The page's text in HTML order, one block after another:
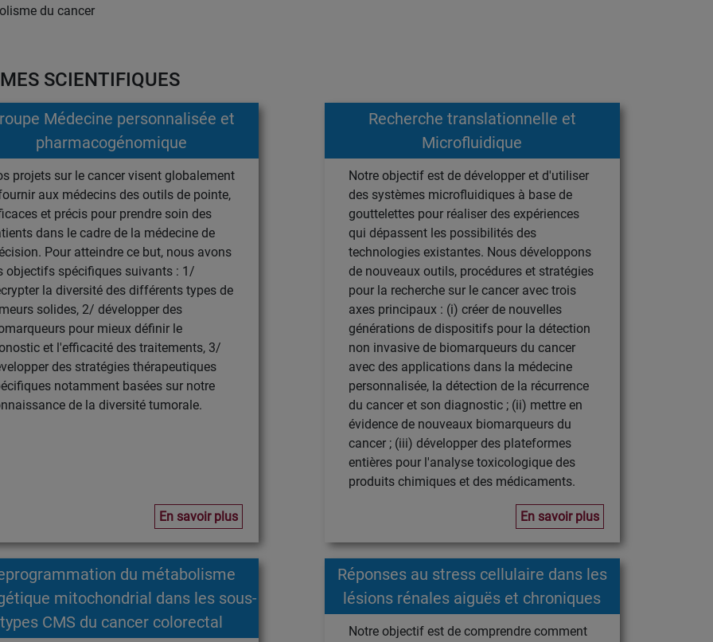
du cancer
SCIENTIFIQUES
Médecine personnalisée et
pharmacogénomique
projets sur le cancer visent globalement
aux médecins des outils de pointe,
et précis pour prendre soin des
dans le cadre de la médecine de
Pour atteindre ce but, nous avons
objectifs spécifiques suivants : 1/
la diversité des différents types de
solides, 2/ développer des
pour mieux définir le
et l'efficacité des traitements, 3/
des stratégies thérapeutiques
notamment basées sur notre
de la diversité tumorale.
En savoir plus
Recherche translationnelle et
Microfluidique
Notre objectif est de développer et d'utiliser
des systèmes microfluidiques à base de
gouttelettes pour réaliser des expériences
qui dépassent les possibilités des
technologies existantes. Nous développons
de nouveaux outils, procédures et stratégies
pour la recherche sur le cancer avec trois
axes principaux : (i) créer de nouvelles
générations de dispositifs pour la détection
non invasive de biomarqueurs du cancer
avec des applications dans la médecine
personnalisée, la détection de la récurrence
du cancer et son diagnostic ; (ii) mettre en
évidence de nouveaux biomarqueurs du
cancer ; (iii) développer des plateformes
entières pour l'analyse toxicologique des
produits chimiques et des médicaments.
En savoir plus
du métabolisme
mitochondrial dans les sous-
types CMS du cancer colorectal
Réponses au stress cellulaire dans les
lésions rénales aiguës et chroniques
Notre objectif est de comprendre comment